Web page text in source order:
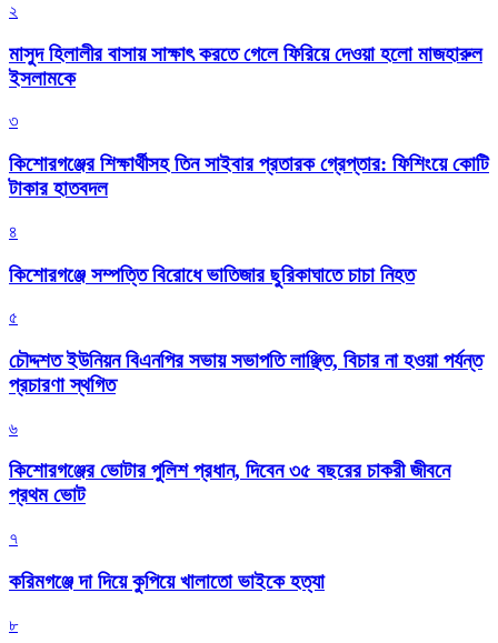
২
মাসুদ হিলালীর বাসায় সাক্ষাৎ করতে গেলে ফিরিয়ে দেওয়া হলো মাজহারুল
ইসলামকে
৩
কিশোরগঞ্জের শিক্ষার্থীসহ তিন সাইবার প্রতারক গ্রেপ্তার: ফিশিংয়ে কোটি
টাকার হাতবদল
৪
কিশোরগঞ্জে সম্পত্তি বিরোধে ভাতিজার ছুরিকাঘাতে চাচা নিহত
৫
চৌদ্দশত ইউনিয়ন বিএনপির সভায় সভাপতি লাঞ্ছিত, বিচার না হওয়া পর্যন্ত
প্রচারণা স্থগিত
৬
কিশোরগঞ্জের ভোটার পুলিশ প্রধান, দিবেন ৩৫ বছরের চাকরী জীবনে
প্রথম ভোট
৭
করিমগঞ্জে দা দিয়ে কুপিয়ে খালাতো ভাইকে হত্যা
৮